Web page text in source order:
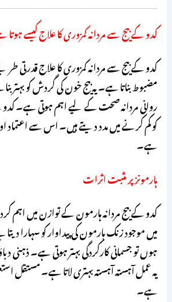
کدو کے بیج سے مردانہ کمزوری کا علاج کیسے
کدو کے بیج سے مردانہ کمزوری کا علاج قدرتی
مضبوط بناتا ہے۔ یہ بیج خون کی گردش کو بہتر
روانی مردانہ صحت کے لیے اہم ہوتی ہے۔ کدو
کو کم کرنے میں مدد دیتے ہیں۔ اس سے اعتماد اور
ہے۔
ہارمونز پر مثبت اثرات
کدو کے بیج مردانہ ہارمون کے توازن میں اہم
میں موجود زنک ہارمون کی پیداوار کو سہارا
ہوں تو جسمانی کارکردگی بہتر ہوتی ہے۔ ذہنی
یہ عمل آہستہ آہستہ بہتری لاتا ہے۔ مستقل
ہے۔